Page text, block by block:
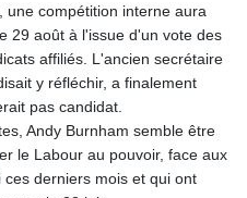
109.822567
1511.219527
141.80247
0.858651
183.31537
0.819133
une compétition interne aura
29 août à l'issue d'un vote des
affiliés. L'ancien secrétaire
y réfléchir, a finalement
pas candidat.
Andy Burnham semble être
le Labour au pouvoir, face aux
derniers mois et qui ont